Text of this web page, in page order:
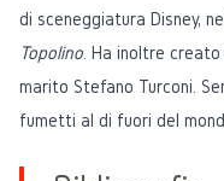
di sceneggiatura Disney,
Topolino . Ha inoltre
marito Stefano Turconi.
fumetti al di fuori del